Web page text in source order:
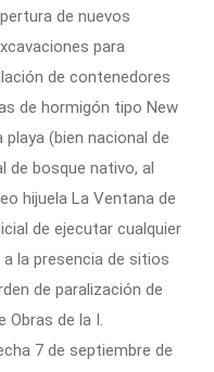
de nuevos
para
de contenedores
de hormigón tipo New
(bien nacional de
de bosque nativo, al
hijuela La Ventana de
de ejecutar cualquier
la presencia de sitios
de paralización de
Obras de la I.
7 de septiembre de